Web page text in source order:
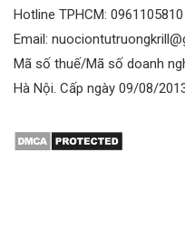
Hotline TPHCM: 0961105810
Email:
Mã số thuế/Mã số doanh
Hà Nội. Cấp ngày 09/08/